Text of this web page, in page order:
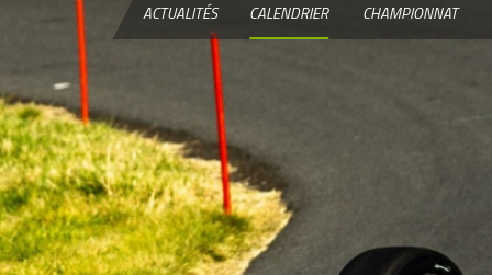
ACTUALITÉS CALENDRIER CHAMPIONNAT